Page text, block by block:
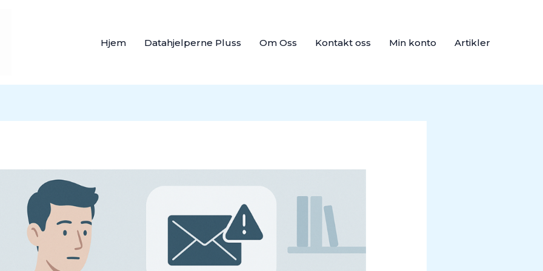
Hjem Datahjelperne Pluss Om Oss Kontakt oss Min konto Artikler